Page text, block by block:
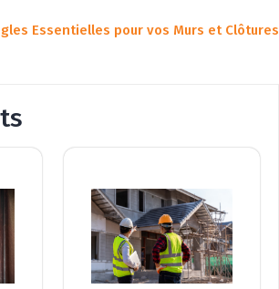
Essentielles pour vos Murs et Clôtures